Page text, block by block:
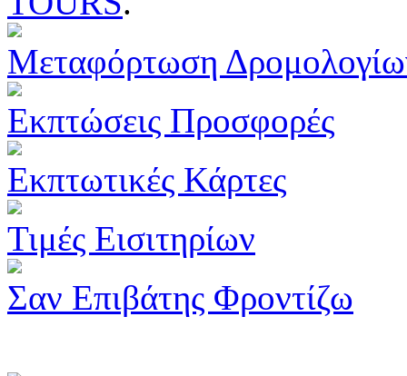
Μεταφόρτωση
Εκπτώσεις Προσφορές
Εκπτωτικές Κάρτες
Τιμές Εισιτηρίων
Σαν Επιβάτης Φροντίζω